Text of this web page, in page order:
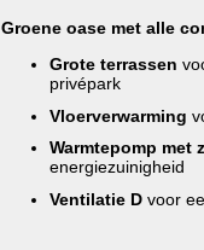
Groene oase met alle
Grote terrassen
privépark
Vloerverwarming
Warmtepomp met
energiezuinigheid
Ventilatie D voor